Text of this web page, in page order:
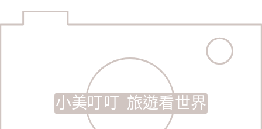
小美叮叮-旅遊看世界